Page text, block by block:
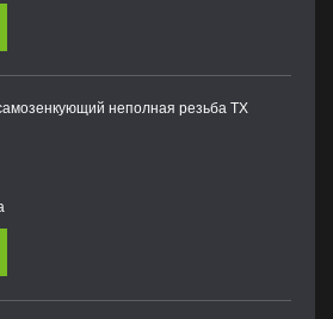
неполная резьба TX